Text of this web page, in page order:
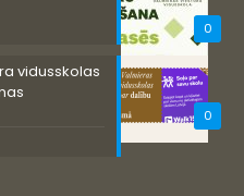
0
0
vidusskolas